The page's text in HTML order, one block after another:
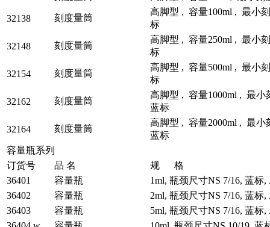
32138 刻度量筒
高脚型 , 容量100ml , 最小
标
32148 刻度量筒
高脚型 , 容量250ml , 最小
标
32154 刻度量筒
高脚型 , 容量500ml , 最小
标
32162 刻度量筒
高脚型 , 容量1000ml , 最
蓝标
32164 刻度量筒
高脚型 , 容量2000ml , 最
蓝标
容量瓶系列
订货号
品 名
规 格
36401
容量瓶
1ml, 瓶颈尺寸NS 7/16, 蓝标
36402
容量瓶
2ml, 瓶颈尺寸NS 7/16, 蓝标
36403
容量瓶
5ml, 瓶颈尺寸NS 7/16, 蓝标